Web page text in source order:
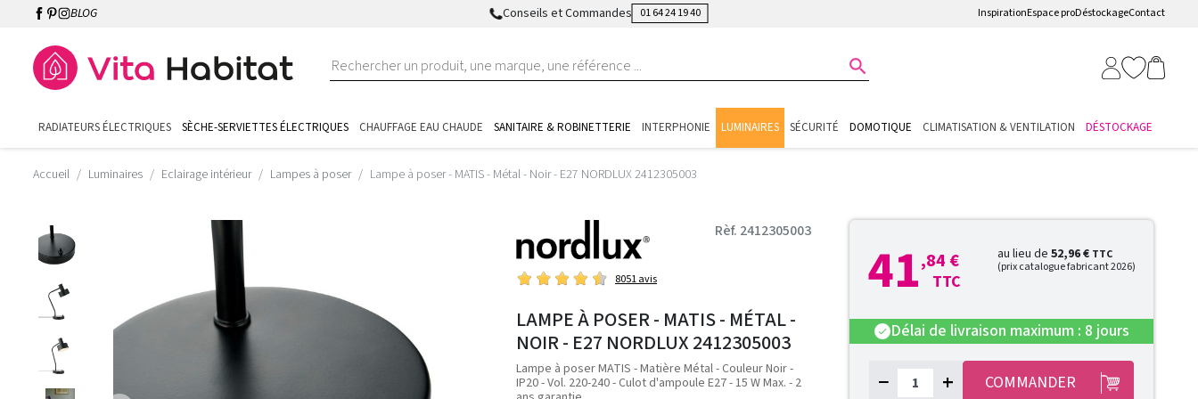
BLOG Conseils et Commandes 01 64 24 19 40 InspirationEspace proDéstockageContact

RADIATEURS ÉLECTRIQUES SÈCHE-SERVIETTES ÉLECTRIQUES CHAUFFAGE EAU CHAUDE SANITAIRE & ROBINETTERIE INTERPHONIE LUMINAIRES SÉCURITÉ DOMOTIQUE CLIMATISATION & VENTILATION DÉSTOCKAGE
Accueil Luminaires Eclairage intérieur Lampes à poser Lampe à poser - MATIS - Métal - Noir - E27 NORDLUX 2412305003
Rèf. 2412305003
8051 avis
LAMPE À POSER - MATIS - MÉTAL -
NOIR - E27 NORDLUX 2412305003
Lampe à poser MATIS - Matière Métal - Couleur Noir -
IP20 - Vol. 220-240 - Culot d'ampoule E27 - 15 W Max. - 2
41,84 €
TTC
au lieu de 52,96 € TTC
(prix catalogue fabricant 2026)
check Délai de livraison maximum : 8 jours
− + COMMANDER